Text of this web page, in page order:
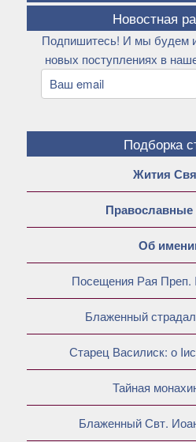
Новостная
Подпишитесь! И мы будем
новых поступлениях в
Подборка
Жития
Об
Посещения Рая Преп.
Блаженный
Старец Василиск: о
Тайная
Блаженный Свт.